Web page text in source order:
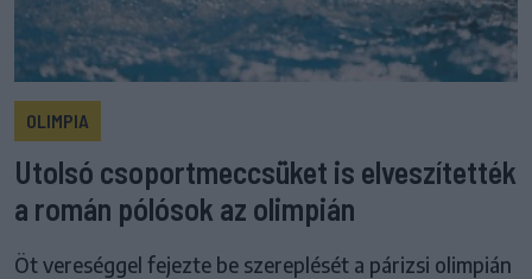
OLIMPIA
Utolsó csoportmeccsüket is elveszítették
a román pólósok az olimpián
Öt vereséggel fejezte be szereplését a párizsi olimpián